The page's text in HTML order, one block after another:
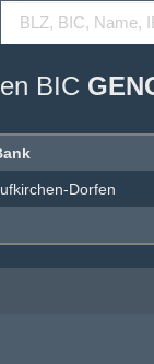
BIC
Dorfen